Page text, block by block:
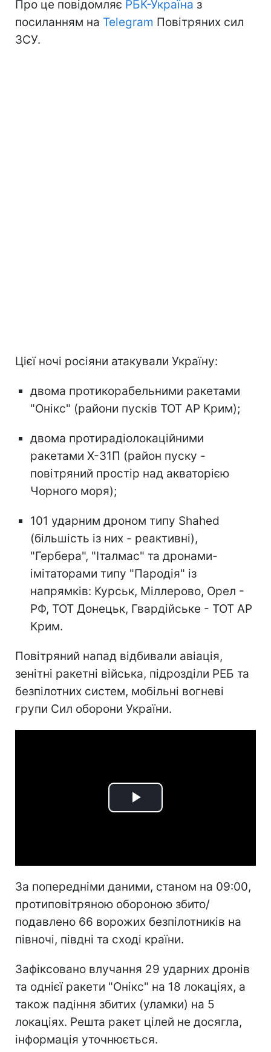
Про це повідомляє РБК-Україна з
посиланням на Telegram Повітряних сил
ЗСУ.
Цієї ночі росіяни атакували Україну:
двома протикорабельними ракетами
"Онікс" (райони пусків ТОТ АР Крим);
двома протирадіолокаційними
ракетами Х-31П (район пуску -
повітряний простір над акваторією
Чорного моря);
101 ударним дроном типу Shahed
(більшість із них - реактивні),
"Гербера", "Італмас" та дронами-
імітаторами типу "Пародія" із
напрямків: Курськ, Міллерово, Орел -
РФ, ТОТ Донецьк, Гвардійське - ТОТ АР
Крим.
Повітряний напад відбивали авіація,
зенітні ракетні війська, підрозділи РЕБ та
безпілотних систем, мобільні вогневі
групи Сил оборони України.
Play
За попередніми даними, станом на 09:00,
протиповітряною обороною збито/
подавлено 66 ворожих безпілотників на
півночі, півдні та сході країни.
Зафіксовано влучання 29 ударних дронів
та однієї ракети "Онікс" на 18 локаціях, а
також падіння збитих (уламки) на 5
локаціях. Решта ракет цілей не досягла,
інформація уточнюється.